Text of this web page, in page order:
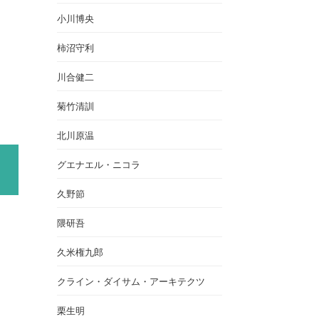
小川博央
柿沼守利
川合健二
菊竹清訓
北川原温
グエナエル・ニコラ
久野節
隈研吾
久米権九郎
クライン・ダイサム・アーキテクツ
栗生明